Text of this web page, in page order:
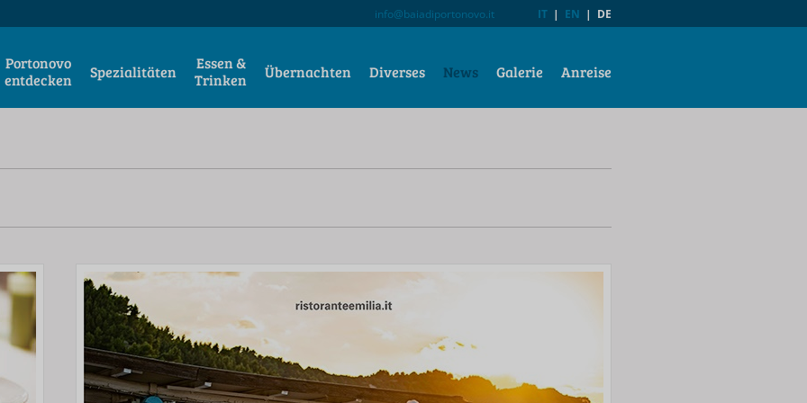
info@baiadiportonovo.it IT | EN | DE
Portonovo
entdecken
Spezialitäten
Essen &
Trinken
Übernachten Diverses News Galerie Anreise